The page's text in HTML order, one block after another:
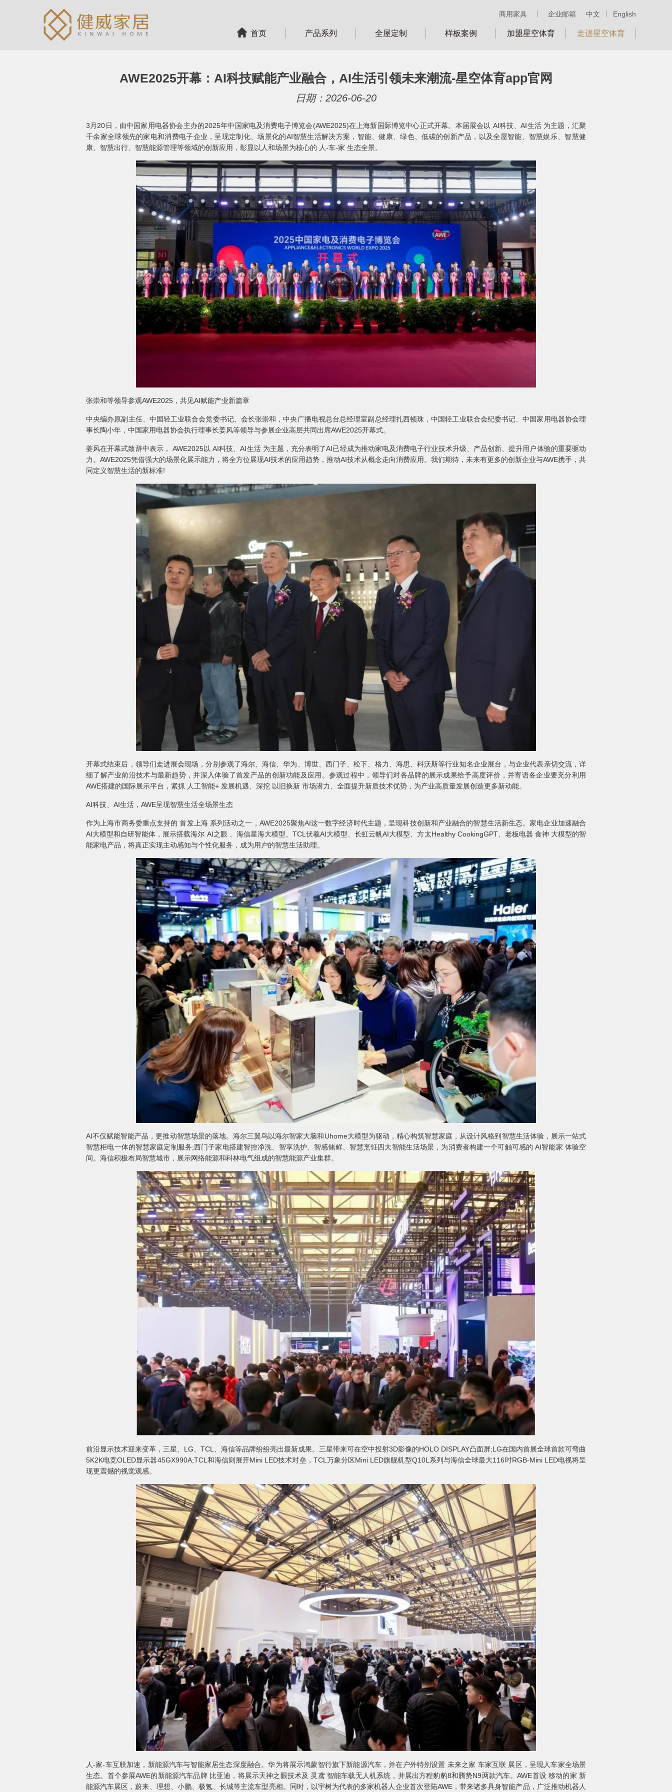
中文 English
商用家具 企业邮箱
首页 产品系列 全屋定制 样板案例 加盟星空体育 走进星空体育
AWE2025开幕：AI科技赋能产业融合，AI生活引领未来潮流-星空体育app官网
日期：2026-06-20
3月20日，由中国家用电器协会主办的2025年中国家电及消费电子博览会(AWE2025)在上海新国际博览中心正式开幕。本届展会以 AI科技、AI生活 为主题，汇聚
千余家全球领先的家电和消费电子企业，呈现定制化、场景化的AI智慧生活解决方案，智能、健康、绿色、低碳的创新产品，以及全屋智能、智慧娱乐、智慧健
康、智慧出行、智慧能源管理等领域的创新应用，彰显以人和场景为核心的 人-车-家 生态全景。
张崇和等领导参观AWE2025，共见AI赋能产业新篇章
中央编办原副主任、中国轻工业联合会党委书记、会长张崇和，中央广播电视总台总经理室副总经理扎西顿珠，中国轻工业联合会纪委书记、中国家用电器协会理
事长陶小年，中国家用电器协会执行理事长姜风等领导与参展企业高层共同出席AWE2025开幕式。
姜风在开幕式致辞中表示， AWE2025以 AI科技、AI生活 为主题，充分表明了AI已经成为推动家电及消费电子行业技术升级、产品创新、提升用户体验的重要驱动
力。AWE2025凭借强大的场景化展示能力，将全方位展现AI技术的应用趋势，推动AI技术从概念走向消费应用。我们期待，未来有更多的创新企业与AWE携手，共
同定义智慧生活的新标准!
开幕式结束后，领导们走进展会现场，分别参观了海尔、海信、华为、博世、西门子、松下、格力、海思、科沃斯等行业知名企业展台，与企业代表亲切交流，详
细了解产业前沿技术与最新趋势，并深入体验了首发产品的创新功能及应用。参观过程中，领导们对各品牌的展示成果给予高度评价，并寄语各企业要充分利用
AWE搭建的国际展示平台，紧抓 人工智能+ 发展机遇、深挖 以旧换新 市场潜力、全面提升新质技术优势，为产业高质量发展创造更多新动能。
AI科技、AI生活，AWE呈现智慧生活全场景生态
作为上海市商务委重点支持的 首发上海 系列活动之一，AWE2025聚焦AI这一数字经济时代主题，呈现科技创新和产业融合的智慧生活新生态。家电企业加速融合
AI大模型和自研智能体，展示搭载海尔 AI之眼 、海信星海大模型、TCL伏羲AI大模型、长虹云帆AI大模型、方太Healthy CookingGPT、老板电器 食神 大模型的智
能家电产品，将真正实现主动感知与个性化服务，成为用户的智慧生活助理。
AI不仅赋能智能产品，更推动智慧场景的落地。海尔三翼鸟以海尔智家大脑和Uhome大模型为驱动，精心构筑智慧家庭，从设计风格到智慧生活体验，展示一站式
智慧柜电一体的智慧家庭定制服务;西门子家电搭建智控净洗、智享洗护、智感储鲜、智慧烹饪四大智能生活场景，为消费者构建一个可触可感的 AI智能家 体验空
间。海信积极布局智慧城市，展示网络能源和科林电气组成的智慧能源产业集群。
前沿显示技术迎来变革，三星、LG、TCL、海信等品牌纷纷亮出最新成果。三星带来可在空中投射3D影像的HOLO DISPLAY凸面屏;LG在国内首展全球首款可弯曲
5K2K电竞OLED显示器45GX990A;TCL和海信则展开Mini LED技术对垒，TCL万象分区Mini LED旗舰机型Q10L系列与海信全球最大116吋RGB-Mini LED电视将呈
现更震撼的视觉观感。
人-家-车互联加速，新能源汽车与智能家居生态深度融合。华为将展示鸿蒙智行旗下新能源汽车，并在户外特别设置 未来之家 车家互联 展区，呈现人车家全场景
生态。首个参展AWE的新能源汽车品牌 比亚迪，将展示天神之眼技术及 灵鸢 智能车载无人机系统，并展出方程豹豹8和腾势N9两款汽车。AWE首设 移动的家 新
能源汽车展区，蔚来、理想、小鹏、极氪、长城等主流车型亮相。同时，以宇树为代表的多家机器人企业首次登陆AWE，带来诸多具身智能产品，广泛推动机器人